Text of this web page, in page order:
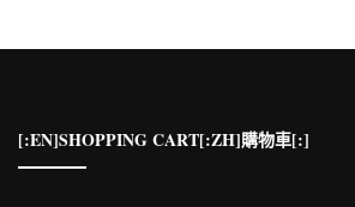
[:EN]SHOPPING CART[:ZH]購物車[:]